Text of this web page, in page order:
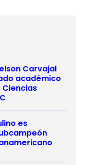
Carvajal
académico
es